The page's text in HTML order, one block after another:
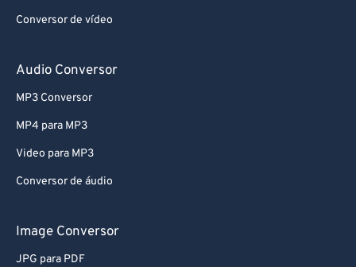
Conversor de vídeo
Audio Conversor
MP3 Conversor
MP4 para MP3
Video para MP3
Conversor de áudio
Image Conversor
JPG para PDF